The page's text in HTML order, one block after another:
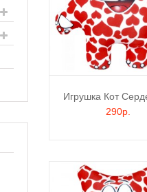
Игрушка Кот
290р.